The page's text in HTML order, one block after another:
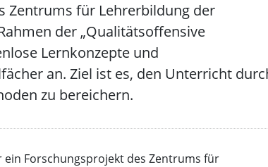
Zentrums für Lehrerbildung der
der „Qualitätsoffensive
Lernkonzepte und
an. Ziel ist es, den Unterricht
zu bereichern.
ein Forschungsprojekt des Zentrums für